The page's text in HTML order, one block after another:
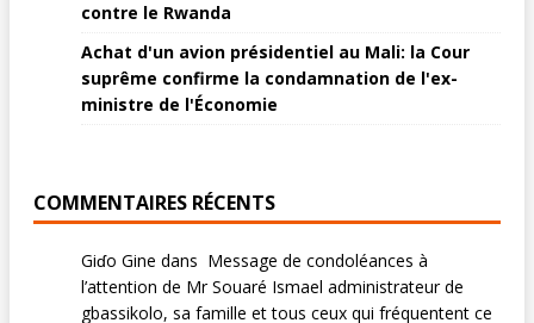
contre le Rwanda
Achat d'un avion présidentiel au Mali: la Cour
suprême confirme la condamnation de l'ex-
ministre de l'Économie
COMMENTAIRES RÉCENTS
Giɗo Gine dans Message de condoléances à
l’attention de Mr Souaré Ismael administrateur de
gbassikolo, sa famille et tous ceux qui fréquentent ce